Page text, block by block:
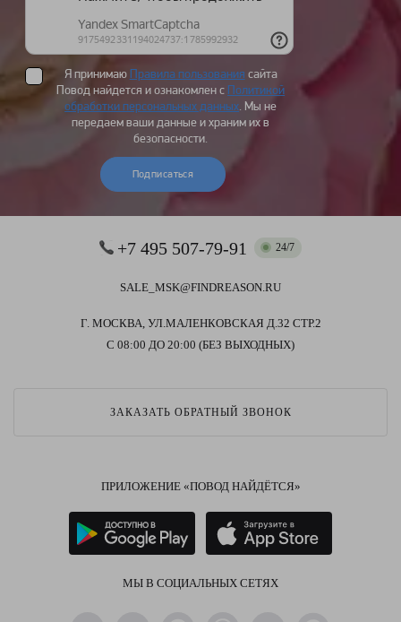
Я принимаю Правила пользования сайта
Повод найдется и ознакомлен с Политикой
обработки персональных данных. Мы не
передаем ваши данные и храним их в
безопасности.
Подписаться
+7 495 507-79-91 24/7
SALE_MSK@FINDREASON.RU
Г. МОСКВА, УЛ.МАЛЕНКОВСКАЯ Д.32 СТР.2
С 08:00 ДО 20:00 (БЕЗ ВЫХОДНЫХ)
ЗАКАЗАТЬ ОБРАТНЫЙ ЗВОНОК
ПРИЛОЖЕНИЕ «ПОВОД НАЙДЁТСЯ»
МЫ В СОЦИАЛЬНЫХ СЕТЯХ